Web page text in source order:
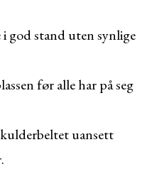
god stand uten synlige
før alle har på seg
uansett